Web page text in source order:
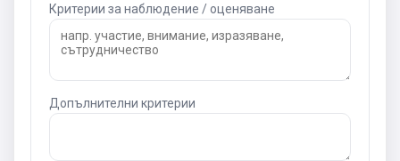
Критерии за наблюдение / оценяване
Допълнителни критерии